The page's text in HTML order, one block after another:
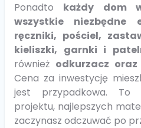
Ponadto każdy dom
wszystkie
ręczniki, pościel,
kieliszki, garnki i
również odkurzacz
Cena za inwestycję
jest przypadkowa. To
projektu, najlepszych
zaczynasz odczuwać po